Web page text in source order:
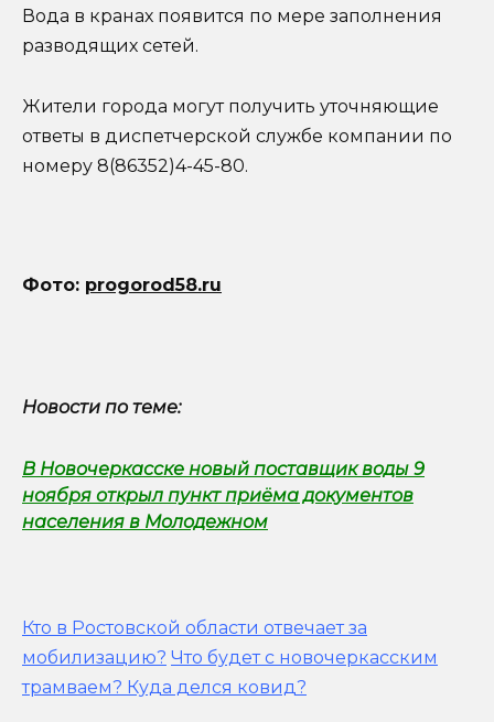
Вода в кранах появится по мере заполнения
разводящих сетей.
Жители города могут получить уточняющие
ответы в диспетчерской службе компании по
номеру 8(86352)4-45-80.
Фото: progorod58.ru
Новости по теме:
В Новочеркасске новый поставщик воды 9
ноября открыл пункт приёма документов
населения в Молодежном
Кто в Ростовской области отвечает за
мобилизацию? Что будет с новочеркасским
трамваем? Куда делся ковид?